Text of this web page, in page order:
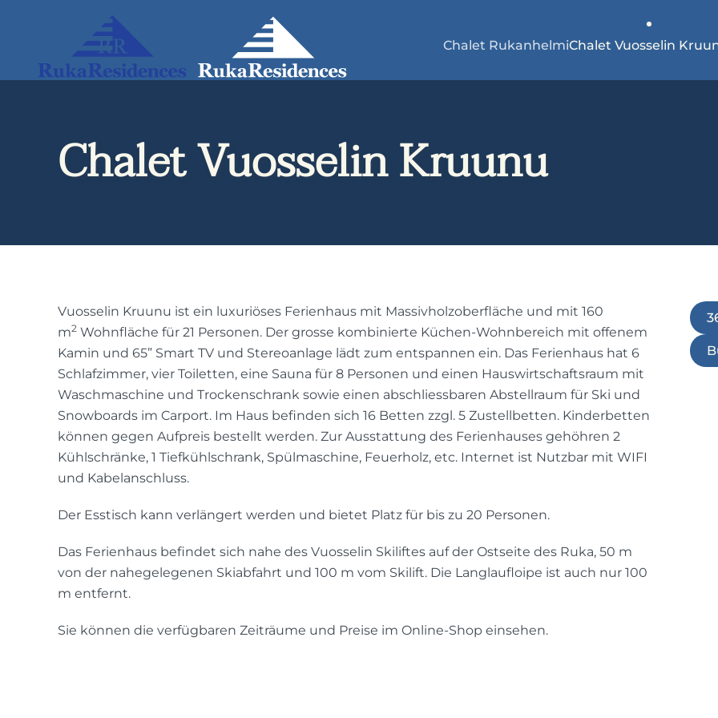
Hauptinhalt
springen
Chalet RukanhelmiChalet Vuosselin
Chalet Vuosselin Kruunu
Vuosselin Kruunu ist ein luxuriöses Ferienhaus mit Massivholzoberfläche und mit 160
m2 Wohnfläche für 21 Personen. Der grosse kombinierte Küchen-Wohnbereich mit offenem
Kamin und 65” Smart TV und Stereoanlage lädt zum entspannen ein. Das Ferienhaus hat 6
Schlafzimmer, vier Toiletten, eine Sauna für 8 Personen und einen Hauswirtschaftsraum mit
Waschmaschine und Trockenschrank sowie einen abschliessbaren Abstellraum für Ski und
Snowboards im Carport. Im Haus befinden sich 16 Betten zzgl. 5 Zustellbetten. Kinderbetten
können gegen Aufpreis bestellt werden. Zur Ausstattung des Ferienhauses gehöhren 2
Kühlschränke, 1 Tiefkühlschrank, Spülmaschine, Feuerholz, etc. Internet ist Nutzbar mit WIFI
und Kabelanschluss.
Der Esstisch kann verlängert werden und bietet Platz für bis zu 20 Personen.
Das Ferienhaus befindet sich nahe des Vuosselin Skiliftes auf der Ostseite des Ruka, 50 m
von der nahegelegenen Skiabfahrt und 100 m vom Skilift. Die Langlaufloipe ist auch nur 100
m entfernt.
Sie können die verfügbaren Zeiträume und Preise im Online-Shop einsehen.